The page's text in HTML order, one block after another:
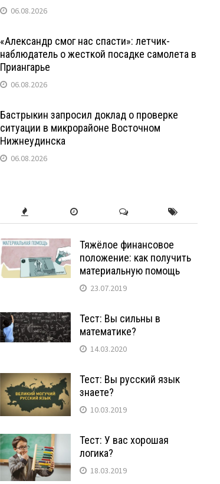
06.08.2026
«Александр смог нас спасти»: летчик-
наблюдатель о жесткой посадке самолета в
Приангарье
06.08.2026
Бастрыкин запросил доклад о проверке
ситуации в микрорайоне Восточном
Нижнеудинска
06.08.2026
Тяжёлое финансовое
положение: как получить
материальную помощь
23.07.2019
Тест: Вы сильны в
математике?
14.03.2020
Тест: Вы русский язык
знаете?
10.03.2019
Тест: У вас хорошая
логика?
18.03.2019